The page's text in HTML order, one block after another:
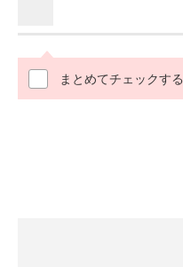
まとめてチェックする